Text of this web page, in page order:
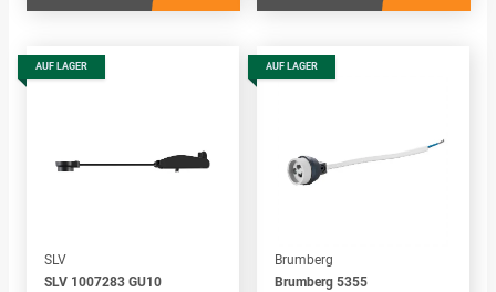
AUF LAGER
SLV
SLV 1007283 GU10
AUF LAGER
Brumberg
Brumberg 5355